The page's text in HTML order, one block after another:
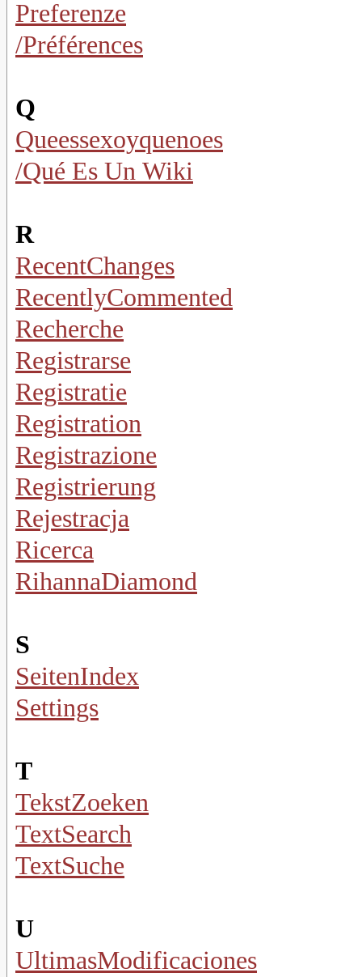
Preferenze
/Préférences
Q
Queessexoyquenoes
/Qué Es Un Wiki
R
RecentChanges
RecentlyCommented
Recherche
Registrarse
Registratie
Registration
Registrazione
Registrierung
Rejestracja
Ricerca
RihannaDiamond
S
SeitenIndex
Settings
T
TekstZoeken
TextSearch
TextSuche
U
UltimasModificaciones